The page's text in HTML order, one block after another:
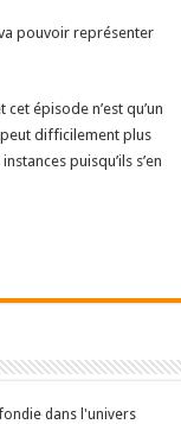
pouvoir représenter
épisode n’est qu’un
difficilement plus
puisqu’ils s’en
dans l'univers